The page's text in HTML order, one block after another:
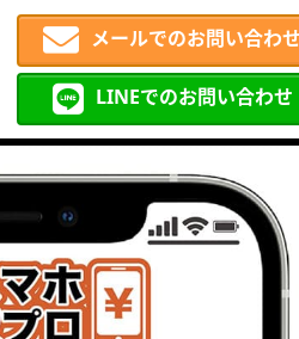
メールでのお問い合わせ
LINEでのお問い合わせ